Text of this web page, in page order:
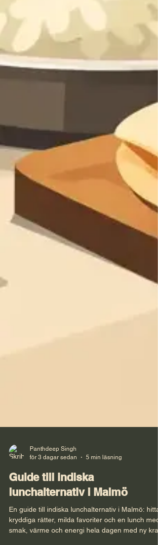
Panthdeep Singh
för 3 dagar sedan
5 min läsning
Guide till indiska
lunchalternativ i Malmö